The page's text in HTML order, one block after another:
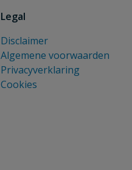
Legal
Disclaimer
Algemene voorwaarden
Privacyverklaring
Cookies